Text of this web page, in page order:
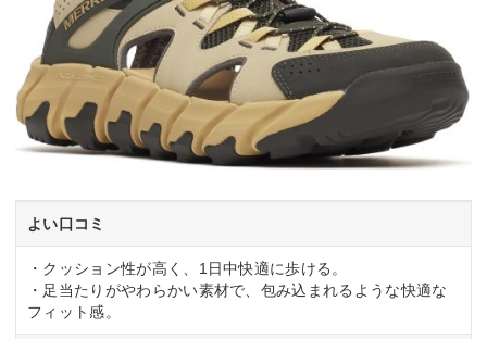
よい口コミ
・クッション性が高く、1日中快適に歩ける。
・足当たりがやわらかい素材で、包み込まれるような快適な
フィット感。